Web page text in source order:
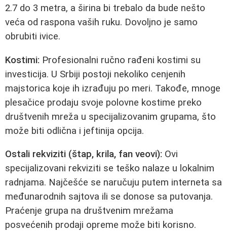
2.7 do 3 metra, a širina bi trebalo da bude nešto
veća od raspona vaših ruku. Dovoljno je samo
obrubiti ivice.
Kostimi: Profesionalni ručno rađeni kostimi su
investicija. U Srbiji postoji nekoliko cenjenih
majstorica koje ih izrađuju po meri. Takođe, mnoge
plesačice prodaju svoje polovne kostime preko
društvenih mreža u specijalizovanim grupama, što
može biti odlična i jeftinija opcija.
Ostali rekviziti (štap, krila, fan veovi): Ovi
specijalizovani rekviziti se teško nalaze u lokalnim
radnjama. Najčešće se naručuju putem interneta sa
međunarodnih sajtova ili se donose sa putovanja.
Praćenje grupa na društvenim mrežama
posvećenih prodaji opreme može biti korisno.